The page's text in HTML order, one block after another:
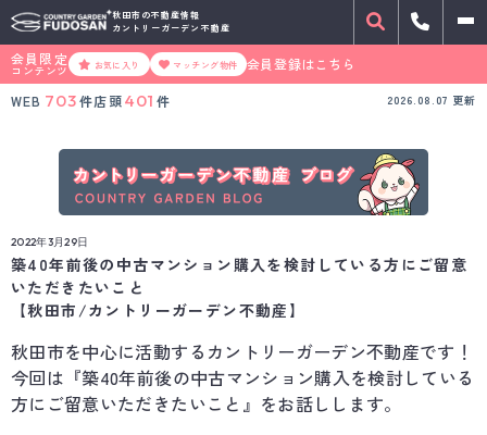
秋田市の不動産情報
カントリーガーデン不動産
会員限定
コンテンツ お気に入り マッチング物件
会員登録はこちら
WEB 703件店頭401 件 2026.08.07 更新
2022年3月29日
築40年前後の中古マンション購入を検討している方にご留意
いただきたいこと
【秋田市/カントリーガーデン不動産】
秋田市を中心に活動するカントリーガーデン不動産です！
今回は『築40年前後の中古マンション購入を検討している
方にご留意いただきたいこと』をお話しします。